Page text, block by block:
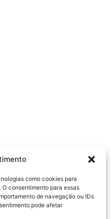
como cookies para
consentimento para essas
de navegação ou IDs
pode afetar